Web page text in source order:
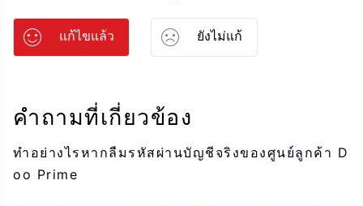
แก้ไขแล้ว ยังไม่แก้
คำถามที่เกี่ยวข้อง
ทำอย่างไรหากลืมรหัสผ่านบัญชีจริงของศูนย์ลูกค้า D
oo Prime